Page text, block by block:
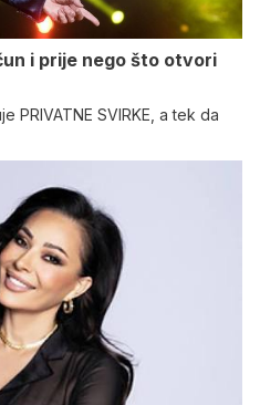
i prije nego što otvori
PRIVATNE SVIRKE, a tek da